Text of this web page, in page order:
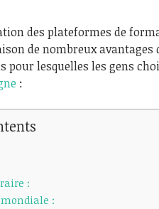
des plateformes de
de nombreux avantages
pour lesquelles les gens
:
:
: